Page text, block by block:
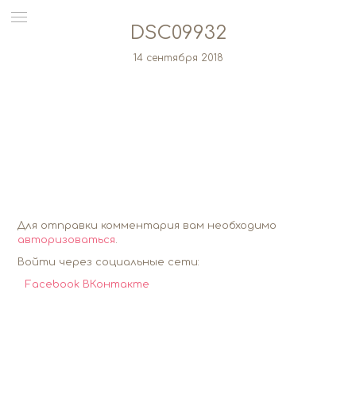
DSC09932
14 сентября 2018
Для отправки комментария вам необходимо
авторизоваться.
Войти через социальные сети:
Facebook ВКонтакте